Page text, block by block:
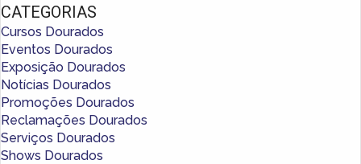
CATEGORIAS
Cursos Dourados
Eventos Dourados
Exposição Dourados
Notícias Dourados
Promoções Dourados
Reclamações Dourados
Serviços Dourados
Shows Dourados